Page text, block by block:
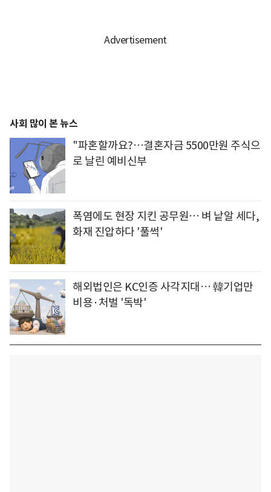
사회 많이 본 뉴스
"파혼할까요?…결혼자금 5500만원 주식으
로 날린 예비신부
폭염에도 현장 지킨 공무원… 벼 낱알 세다,
화재 진압하다 '풀썩'
해외법인은 KC인증 사각지대… 韓기업만
비용·처벌 '독박'